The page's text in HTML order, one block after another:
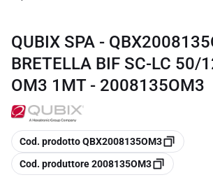
QUBIX SPA -
BRETELLA BIF SC-LC 50/
OM3 1MT - 2008135OM3
copia
Cod. prodotto QBX2008135OM3
copia
Cod. produttore 2008135OM3